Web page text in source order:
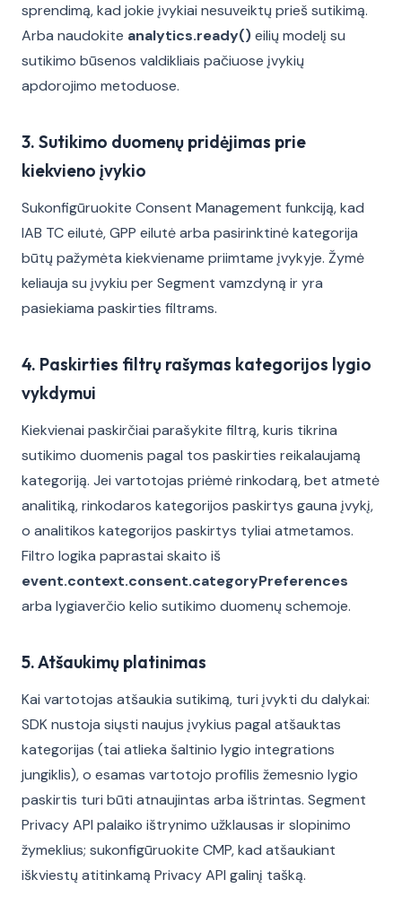
sprendimą, kad jokie įvykiai nesuveiktų prieš sutikimą.
Arba naudokite analytics.ready()eilių modelį su
sutikimo būsenos valdikliais pačiuose įvykių
apdorojimo metoduose.
3. Sutikimo duomenų pridėjimas prie
kiekvieno įvykio
Sukonfigūruokite Consent Management funkciją, kad
IAB TC eilutė, GPP eilutė arba pasirinktinė kategorija
būtų pažymėta kiekviename priimtame įvykyje. Žymė
keliauja su įvykiu per Segment vamzdyną ir yra
pasiekiama paskirties filtrams.
4. Paskirties filtrų rašymas kategorijos lygio
vykdymui
Kiekvienai paskirčiai parašykite filtrą, kuris tikrina
sutikimo duomenis pagal tos paskirties reikalaujamą
kategoriją. Jei vartotojas priėmė rinkodarą, bet atmetė
analitiką, rinkodaros kategorijos paskirtys gauna įvykį,
o analitikos kategorijos paskirtys tyliai atmetamos.
Filtro logika paprastai skaito iš
event.context.consent.categoryPreferences
arba lygiaverčio kelio sutikimo duomenų schemoje.
5. Atšaukimų platinimas
Kai vartotojas atšaukia sutikimą, turi įvykti du dalykai:
SDK nustoja siųsti naujus įvykius pagal atšauktas
kategorijas (tai atlieka šaltinio lygio integrations
jungiklis), o esamas vartotojo profilis žemesnio lygio
paskirtis turi būti atnaujintas arba ištrintas. Segment
Privacy API palaiko ištrynimo užklausas ir slopinimo
žymeklius; sukonfigūruokite CMP, kad atšaukiant
iškviestų atitinkamą Privacy API galinį tašką.